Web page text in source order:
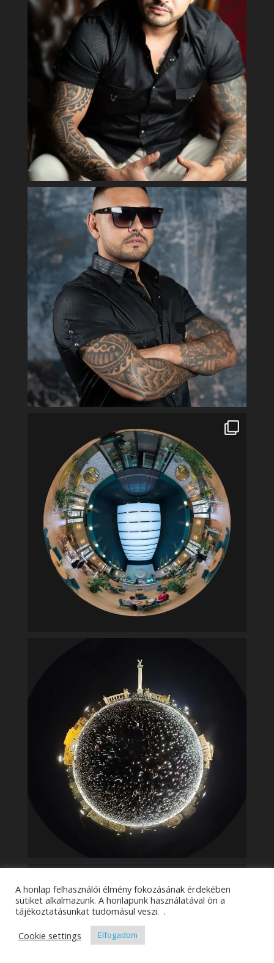
A honlap felhasználói élmény fokozásának érdekében
sütiket alkalmazunk. A honlapunk használatával ön a
tájékoztatásunkat tudomásul veszi. .
Cookie settings
Elfogadom